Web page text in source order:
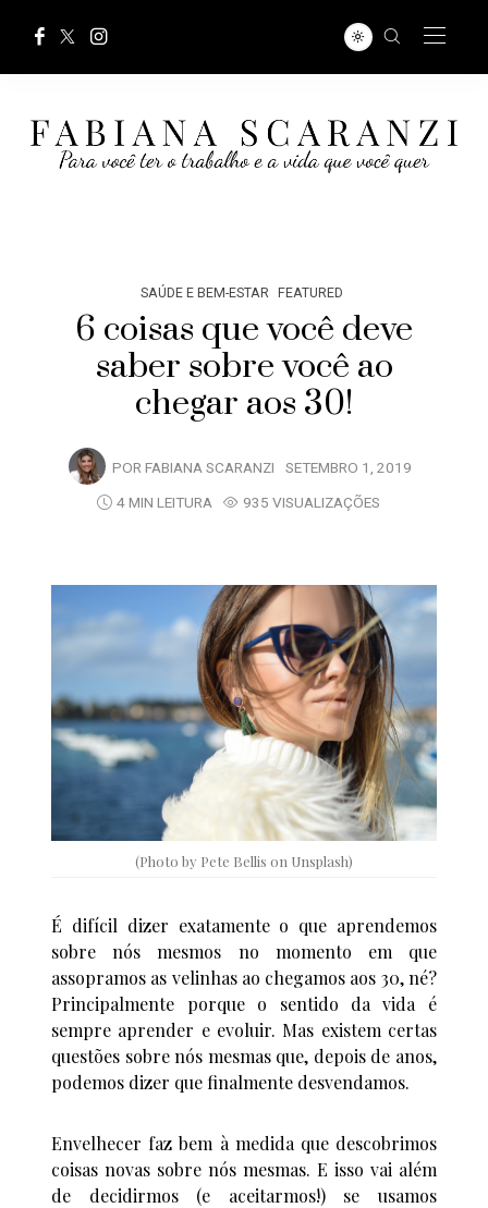
SAÚDE E BEM-ESTAR FEATURED
6 coisas que você deve
saber sobre você ao
chegar aos 30!
POR FABIANA SCARANZI SETEMBRO 1, 2019
4 MIN LEITURA
935 VISUALIZAÇÕES
(Photo by Pete Bellis on Unsplash)
É difícil dizer exatamente o que aprendemos
sobre nós mesmos no momento em que
assopramos as velinhas ao chegamos aos 30, né?
Principalmente porque o sentido da vida é
sempre aprender e evoluir. Mas existem certas
questões sobre nós mesmas que, depois de anos,
podemos dizer que finalmente desvendamos.
Envelhecer faz bem à medida que descobrimos
coisas novas sobre nós mesmas. E isso vai além
de decidirmos (e aceitarmos!) se usamos